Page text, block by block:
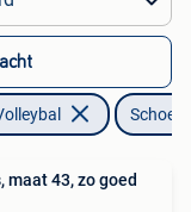
maat 43, zo goed